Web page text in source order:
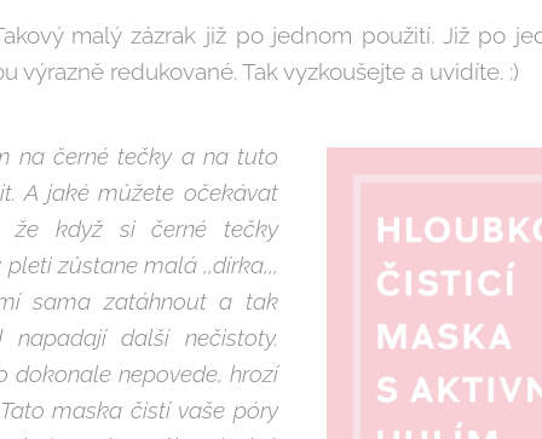
malý zázrak již po jednom použití. Již po
výrazně redukované. Tak vyzkoušejte a uvidíte. :)
na černé tečky a na tuto
A jaké můžete očekávat
že když si černé tečky
zůstane malá ,,dírka,,,
sama zatáhnout a tak
další nečistoty.
dokonale nepovede, hrozí
maska čistí vaše póry